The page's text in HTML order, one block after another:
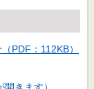
PDF：112KB）